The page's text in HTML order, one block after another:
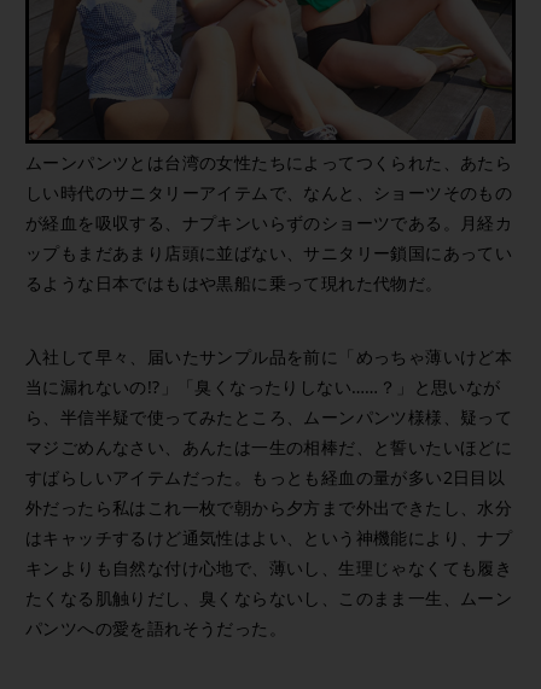
ムーンパンツとは台湾の女性たちによってつくられた、あたら
しい時代のサニタリーアイテムで、なんと、ショーツそのもの
が経血を吸収する、ナプキンいらずのショーツである。月経カ
ップもまだあまり店頭に並ばない、サニタリー鎖国にあってい
るような日本ではもはや黒船に乗って現れた代物だ。
入社して早々、届いたサンプル品を前に「めっちゃ薄いけど本
当に漏れないの!?」「臭くなったりしない……？」と思いなが
ら、半信半疑で使ってみたところ、ムーンパンツ様様、疑って
マジごめんなさい、あんたは一生の相棒だ、と誓いたいほどに
すばらしいアイテムだった。もっとも経血の量が多い2日目以
外だったら私はこれ一枚で朝から夕方まで外出できたし、水分
はキャッチするけど通気性はよい、という神機能により、ナプ
キンよりも自然な付け心地で、薄いし、生理じゃなくても履き
たくなる肌触りだし、臭くならないし、このまま一生、ムーン
パンツへの愛を語れそうだった。